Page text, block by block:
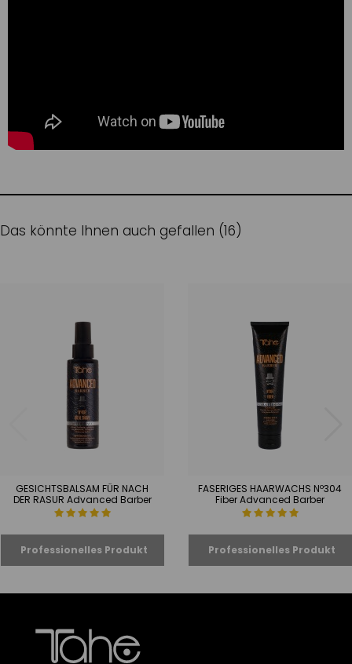
Das könnte Ihnen auch gefallen (16)
GESICHTSBALSAM FÜR NACH
DER RASUR Advanced Barber
FASERIGES HAARWACHS Nº304
Fiber Advanced Barber